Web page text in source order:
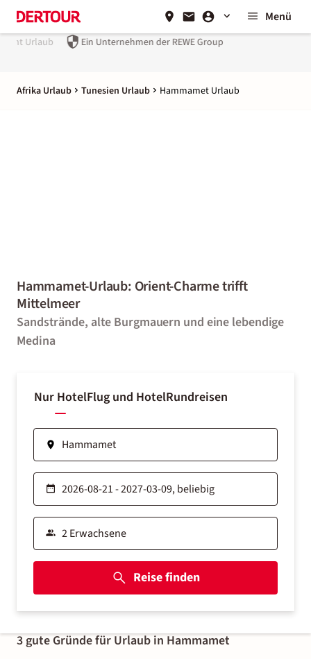
Menü
Ein Unternehmen der REWE Group
Afrika Urlaub Tunesien Urlaub Hammamet Urlaub
Hammamet-Urlaub: Orient-Charme trifft
Mittelmeer
Sandstrände, alte Burgmauern und eine lebendige
Medina
Nur HotelFlug und HotelRundreisen
Reise finden
3 gute Gründe für Urlaub in Hammamet